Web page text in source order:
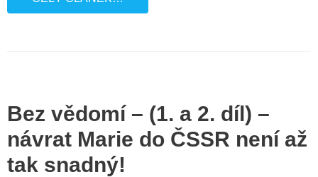
Bez vědomí – (1. a 2. díl) –
návrat Marie do ČSSR není až
tak snadný!